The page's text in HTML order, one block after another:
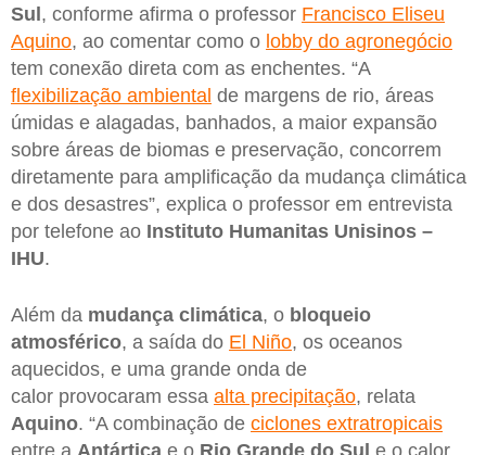
Sul , conforme afirma o professor Francisco Eliseu
Aquino, ao comentar como o lobby do agronegócio
tem conexão direta com as enchentes. “A
flexibilização ambiental de margens de rio, áreas
úmidas e alagadas, banhados, a maior expansão
sobre áreas de biomas e preservação, concorrem
diretamente para amplificação da mudança climática
e dos desastres”, explica o professor em entrevista
por telefone ao Instituto Humanitas Unisinos –
IHU.
Além da mudança climática, o bloqueio
atmosférico, a saída do El Niño, os oceanos
aquecidos, e uma grande onda de
calor provocaram essa alta precipitação, relata
Aquino. “A combinação de ciclones extratropicais
entre a Antártica e o Rio Grande do Sul e o calor